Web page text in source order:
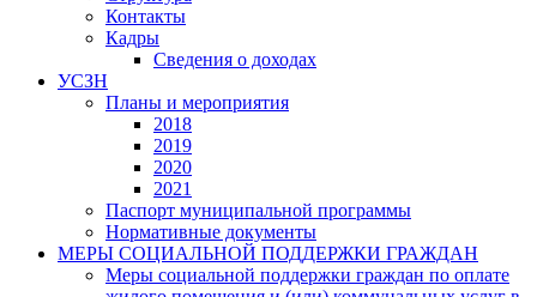
Контакты
Кадры
Сведения о доходах
УСЗН
Планы и мероприятия
2018
2019
2020
2021
Паспорт муниципальной программы
Нормативные документы
МЕРЫ СОЦИАЛЬНОЙ ПОДДЕРЖКИ ГРАЖДАН
Меры социальной поддержки граждан по оплате